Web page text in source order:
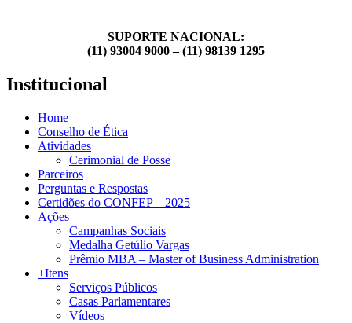
SUPORTE NACIONAL:
(11) 93004 9000 – (11) 98139 1295
Institucional
Home
Conselho de Ética
Atividades
Cerimonial de Posse
Parceiros
Perguntas e Respostas
Certidões do CONFEP – 2025
Ações
Campanhas Sociais
Medalha Getúlio Vargas
Prêmio MBA – Master of Business Administration
+Itens
Serviços Públicos
Casas Parlamentares
Vídeos